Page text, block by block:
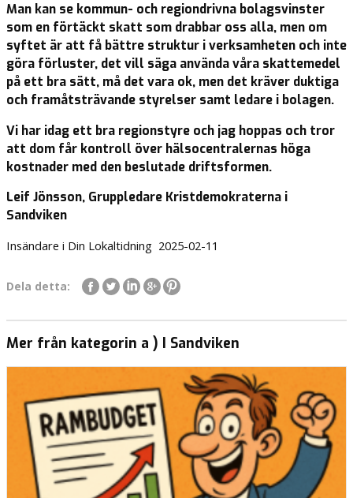
Man kan se kommun- och regiondrivna bolagsvinster
som en förtäckt skatt som drabbar oss alla, men om
syftet är att få bättre struktur i verksamheten och inte
göra förluster, det vill säga använda våra skattemedel
på ett bra sätt, må det vara ok, men det kräver duktiga
och framåtsträvande styrelser samt ledare i bolagen.
Vi har idag ett bra regionstyre och jag hoppas och tror
att dom får kontroll över hälsocentralernas höga
kostnader med den beslutade driftsformen.
Leif Jönsson, Gruppledare Kristdemokraterna i
Sandviken
Insändare i Din Lokaltidning 2025-02-11
Dela detta:
Mer från kategorin a ) I Sandviken